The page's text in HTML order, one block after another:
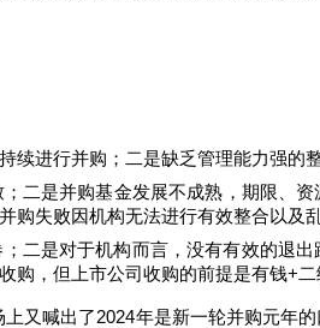
续进行并购； 二是缺乏管理能力强的
二是并购基金发展不成熟，期限、
失败因机构无法进行有效整合以及
； 二是对于机构而言，没有有效的退
，但上市公司收购的前提是有钱+
又喊出了2024年是新一轮并购元年